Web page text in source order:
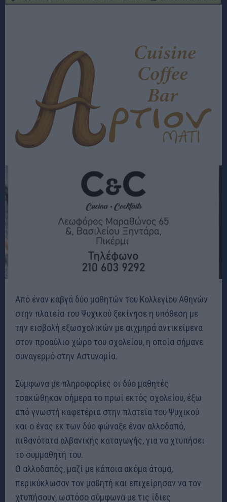
Από έναν καβγά δύο μαθητών του Κολλεγίου Αθηνών
στην πλατεία του Ψυχικού ξεκίνησε η υπόθεση με
την εισβολή εξωσχολικών με αιχμηρά αντικείμενα
στον προαύλιο χώρο του σχολείου, η οποία σήμανε
συναγερμό στην Αστυνομία.
Σύμφωνα με πληροφορίες οι δύο μαθητές
τσακώθηκαν σήμερα το πρωί εκτός σχολείου, έξω
από γνωστή καφετέρια στην πλατεία του Ψυχικού
και ο ένας εκ των δύο φώναξε έναν αλλοδαπό,
πιθανότατα αλβανικής καταγωγής, για να χτυπήσει
το συμμαθητή του.
Ο αλλοδαπός, μαζί με κάποια ακόμα άτομα,
περικύκλωσαν τον μαθητή και επιχείρησαν να τον
χτυπήσουν, ωστόσο σύμφωνα με τις ίδιες